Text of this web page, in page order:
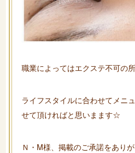
職業によってはエクステ不可の
ライフスタイルに合わせてメニ
せて頂ければと思いまます☆
Ｎ・M様、掲載のご承諾をあり